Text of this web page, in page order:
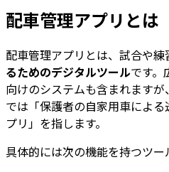
配車管理アプリとは
配車管理アプリとは、試合や練
るためのデジタルツールです。
向けのシステムも含まれます
では「保護者の自家用車によ
プリ」を指します。
具体的には次の機能を持つツー